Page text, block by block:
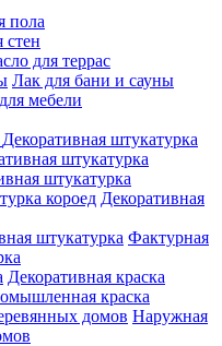
пола
стен
для террас
Лак для бани и сауны
мебели
Декоративная штукатурка
штукатурка
Декоративная
Фактурная
Декоративная краска
краска
Наружная